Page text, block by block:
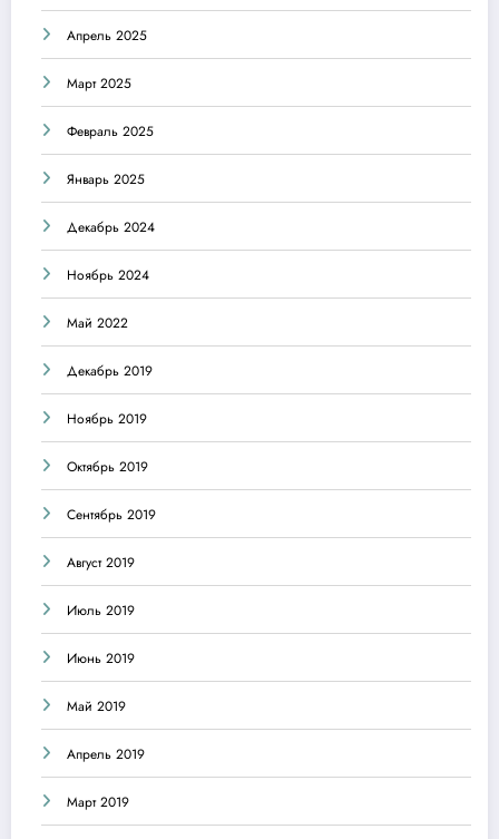
Апрель 2025
Март 2025
Февраль 2025
Январь 2025
Декабрь 2024
Ноябрь 2024
Май 2022
Декабрь 2019
Ноябрь 2019
Октябрь 2019
Сентябрь 2019
Август 2019
Июль 2019
Июнь 2019
Май 2019
Апрель 2019
Март 2019